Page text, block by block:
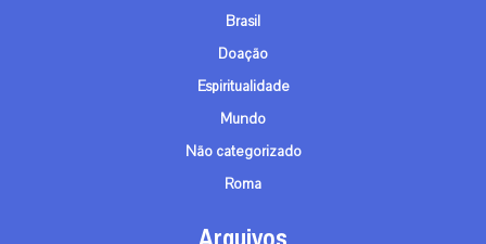
Brasil
Doação
Espiritualidade
Mundo
Não categorizado
Roma